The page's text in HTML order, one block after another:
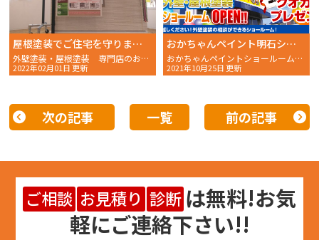
屋根塗装でご住宅を守りましょう！明石市・播磨町・稲美町の外壁塗装をお考えの方へ
外壁塗装・屋根塗装 専門店のおかちゃんペイントです！
2022年02月01日 更新
おかちゃんペイント明石ショールームへお越しください！
おかちゃんペイントショールームでは、数十種類ある塗り板や
2021年10月25日 更新
次の記事 一覧 前の記事
ご相談 お見積り 診断 は無料!お気
軽にご連絡下さい!!